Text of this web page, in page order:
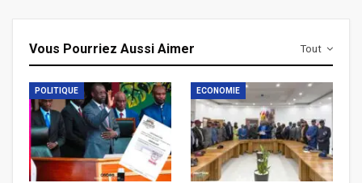
Tout
Vous Pourriez Aussi Aimer
POLITIQUE ECONOMIE